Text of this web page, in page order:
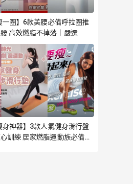
一圈】6款美腰必備呼拉圈推
高效燃脂不掉落｜嚴選
身神器】3款人氣健身滑行盤
訓練 居家燃脂運動族必備